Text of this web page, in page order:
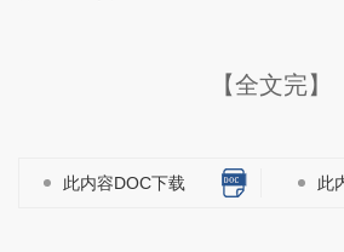
【全文完】
此内容DOC下载 此